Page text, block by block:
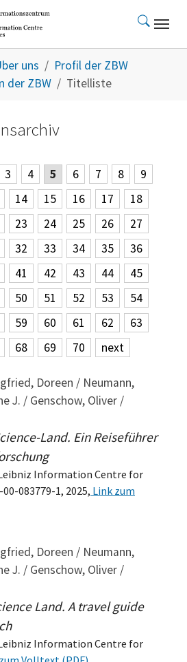
uns
Profil der ZBW
der ZBW
Titelliste
3 4 5 6 7 8
9
14 15 16 17
18
23 24 25 26
27
32 33 34 35
36
41 42 43 44
45
50 51 52 53
54
59 60 61 62
63
68 69 70 next
Doreen / Neumann,
J. / Genschow, Oliver /
Land. Ein Reiseführer
Information Centre for
083779-1, 2025, Link zum
Doreen / Neumann,
J. / Genschow, Oliver /
Land. A travel guide
Information Centre for